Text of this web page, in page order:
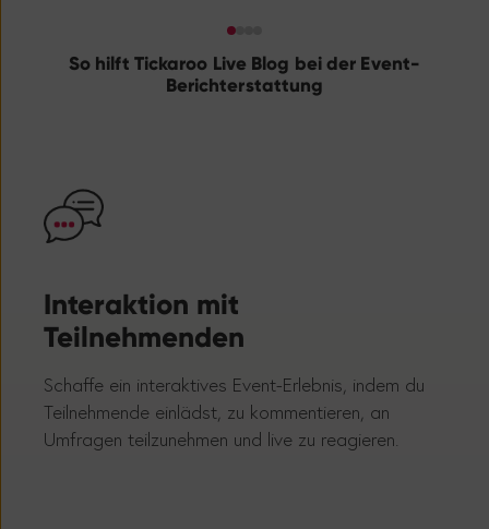
So hilft Tickaroo Live Blog bei der Event-
Berichterstattung
Teilnehmenden
Teilnehmende einlädst, zu kommentieren, an
Umfragen teilzunehmen und live zu reagieren.